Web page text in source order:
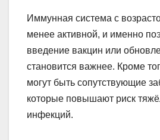
Иммунная система с
менее активной, и именно
введение вакцин или
становится важнее. Кроме
могут быть сопутствующие
которые повышают риск
инфекций.